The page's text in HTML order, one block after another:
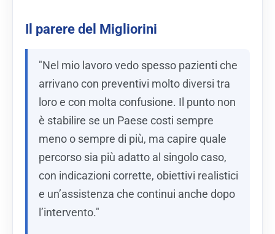
Il parere del Migliorini
"Nel mio lavoro vedo spesso pazienti che
arrivano con preventivi molto diversi tra
loro e con molta confusione. Il punto non
è stabilire se un Paese costi sempre
meno o sempre di più, ma capire quale
percorso sia più adatto al singolo caso,
con indicazioni corrette, obiettivi realistici
e un’assistenza che continui anche dopo
l’intervento."